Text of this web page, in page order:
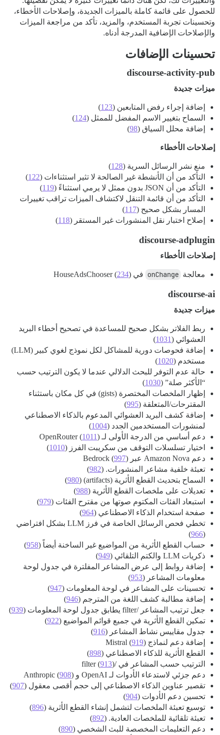
للحصول على قائمة كاملة بالميزات الجديدة، وإصلاحات الأخطاء،
وتحسينات تجربة المستخدم، والمزيد، تأكد من مراجعة الميزات
والإصلاحات الإضافية المدرجة أدناه.
تحسينات الإضافات
discourse-activity-pub
ميزات جديدة
إضافة إجراء رفض المتابعين (123
)
السماح بتغيير الاسم المفضل للممثل (124
)
إضافة محلل السياق (98
)
إصلاحات الأخطاء
منع نشر الرسائل السرية (128
)
التأكد من أن الأنشطة غير الصالحة لا تثير استثناءات (122
)
التأكد من أن JSON بدون ممثل لا يرمي استثناءً (
119
)
التأكد من أن قائمة التنقل لاكتشاف الميزات تراقب تغييرات
المسار بشكل صحيح (117
)
إصلاح اختبار نقل المنشورات غير المستقر (118
)
discourse-adplugin
إصلاحات الأخطاء
معالجة onChange في HouseAdsChooser ( 234)
discourse-ai
ميزات جديدة
ربط الفلاتر بشكل صحيح للمساعدة في تصحيح أخطاء البريد
العشوائي (1031
)
إضافة فحوصات دورية للمشاكل لكل نموذج لغوي كبير (LLM)
مستخدم (1020
)
حالة عدم التوفر للبحث الدلالي عندما لا يكون الترتيب حسب
“الأكثر صلة” (1030
)
إظهار الملخصات المختصرة (gists) في كل مكان باستثناء
المقترحات/المتعلقة (995
)
إضافة كشف البريد العشوائي المدعوم بالذكاء الاصطناعي
لمنشورات المستخدمين الجدد (1004
)
دعم أساسي من الدرجة الأولى لـ OpenRouter (
1011)
اختيار تسلسلات التوقف من سكريبت الفرز (1010
)
دعم Amazon Nova عبر Bedrock (
997)
تعبئة خلفية مشاعر المنشورات. (982
)
السماح بتحديث القطع الأثرية (artifacts) (
980
)
تعديلات على ملخصات القطع الأثرية (988
)
استبعاد الفئات المكتوم صوتها من مقترح الفئات (979
)
صفحة استخدام الذكاء الاصطناعي (964
)
تخطي فحص الرسائل الخاصة في فرز LLM بشكل افتراضي
(
966
)
حساب القطع الأثرية من المواضيع غير الساخنة أيضاً (958
)
ذكريات LLM والكتم التلقائي (
949
)
إضافة روابط إلى عرض المشاعر المفلترة في جدول لوحة
معلومات المشاعر (953
)
تحسينات على المشاعر في لوحة المعلومات (947
)
إضافة مطالبة كشف اللغة من المترجم (946
)
جعل ترتيب المشاعر /filter يطابق جدول لوحة المعلومات (
939
)
تمكين القطع الأثرية في جميع قوائم المواضيع (922
)
جدول مقاييس نشاط المشاعر (916
)
إضافة دعم لنماذج Mistral ( 919)
القطع الأثرية للذكاء الاصطناعي (898
)
الترتيب حسب المشاعر في /filter ( 913)
دعم جزئي لاستدعاء الأدوات لـ OpenAI و Anthropic (
908)
تقصير عناوين الذكاء الاصطناعي إلى حجم أقصى معقول (907
)
تحسين دعم الأدوات (904
)
توسيع تعبئة الملخصات لتشمل إنشاء القطع الأثرية (896
)
تعبئة تلقائية للملخصات العادية. (892
)
دعم التعليمات المخصصة للبث الشخصي (890
)